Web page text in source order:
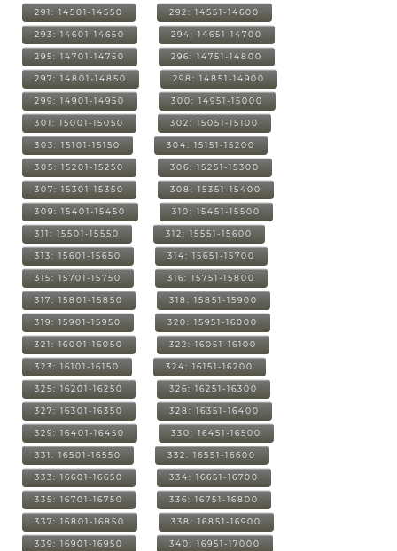
291: 14501-14550 292: 14551-14600
293: 14601-14650 294: 14651-14700
295: 14701-14750 296: 14751-14800
297: 14801-14850 298: 14851-14900
299: 14901-14950 300: 14951-15000
301: 15001-15050 302: 15051-15100
303: 15101-15150 304: 15151-15200
305: 15201-15250 306: 15251-15300
307: 15301-15350 308: 15351-15400
309: 15401-15450 310: 15451-15500
311: 15501-15550 312: 15551-15600
313: 15601-15650 314: 15651-15700
315: 15701-15750 316: 15751-15800
317: 15801-15850 318: 15851-15900
319: 15901-15950 320: 15951-16000
321: 16001-16050 322: 16051-16100
323: 16101-16150 324: 16151-16200
325: 16201-16250 326: 16251-16300
327: 16301-16350 328: 16351-16400
329: 16401-16450 330: 16451-16500
331: 16501-16550 332: 16551-16600
333: 16601-16650 334: 16651-16700
335: 16701-16750 336: 16751-16800
337: 16801-16850 338: 16851-16900
339: 16901-16950 340: 16951-17000